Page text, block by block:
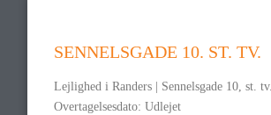
SENNELSGADE 10. ST. TV.
Lejlighed i Randers | Sennelsgade 10, st. tv.
Overtagelsesdato: Udlejet